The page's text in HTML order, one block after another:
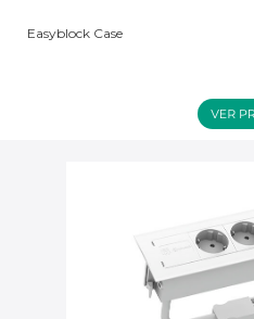
Easyblock Case